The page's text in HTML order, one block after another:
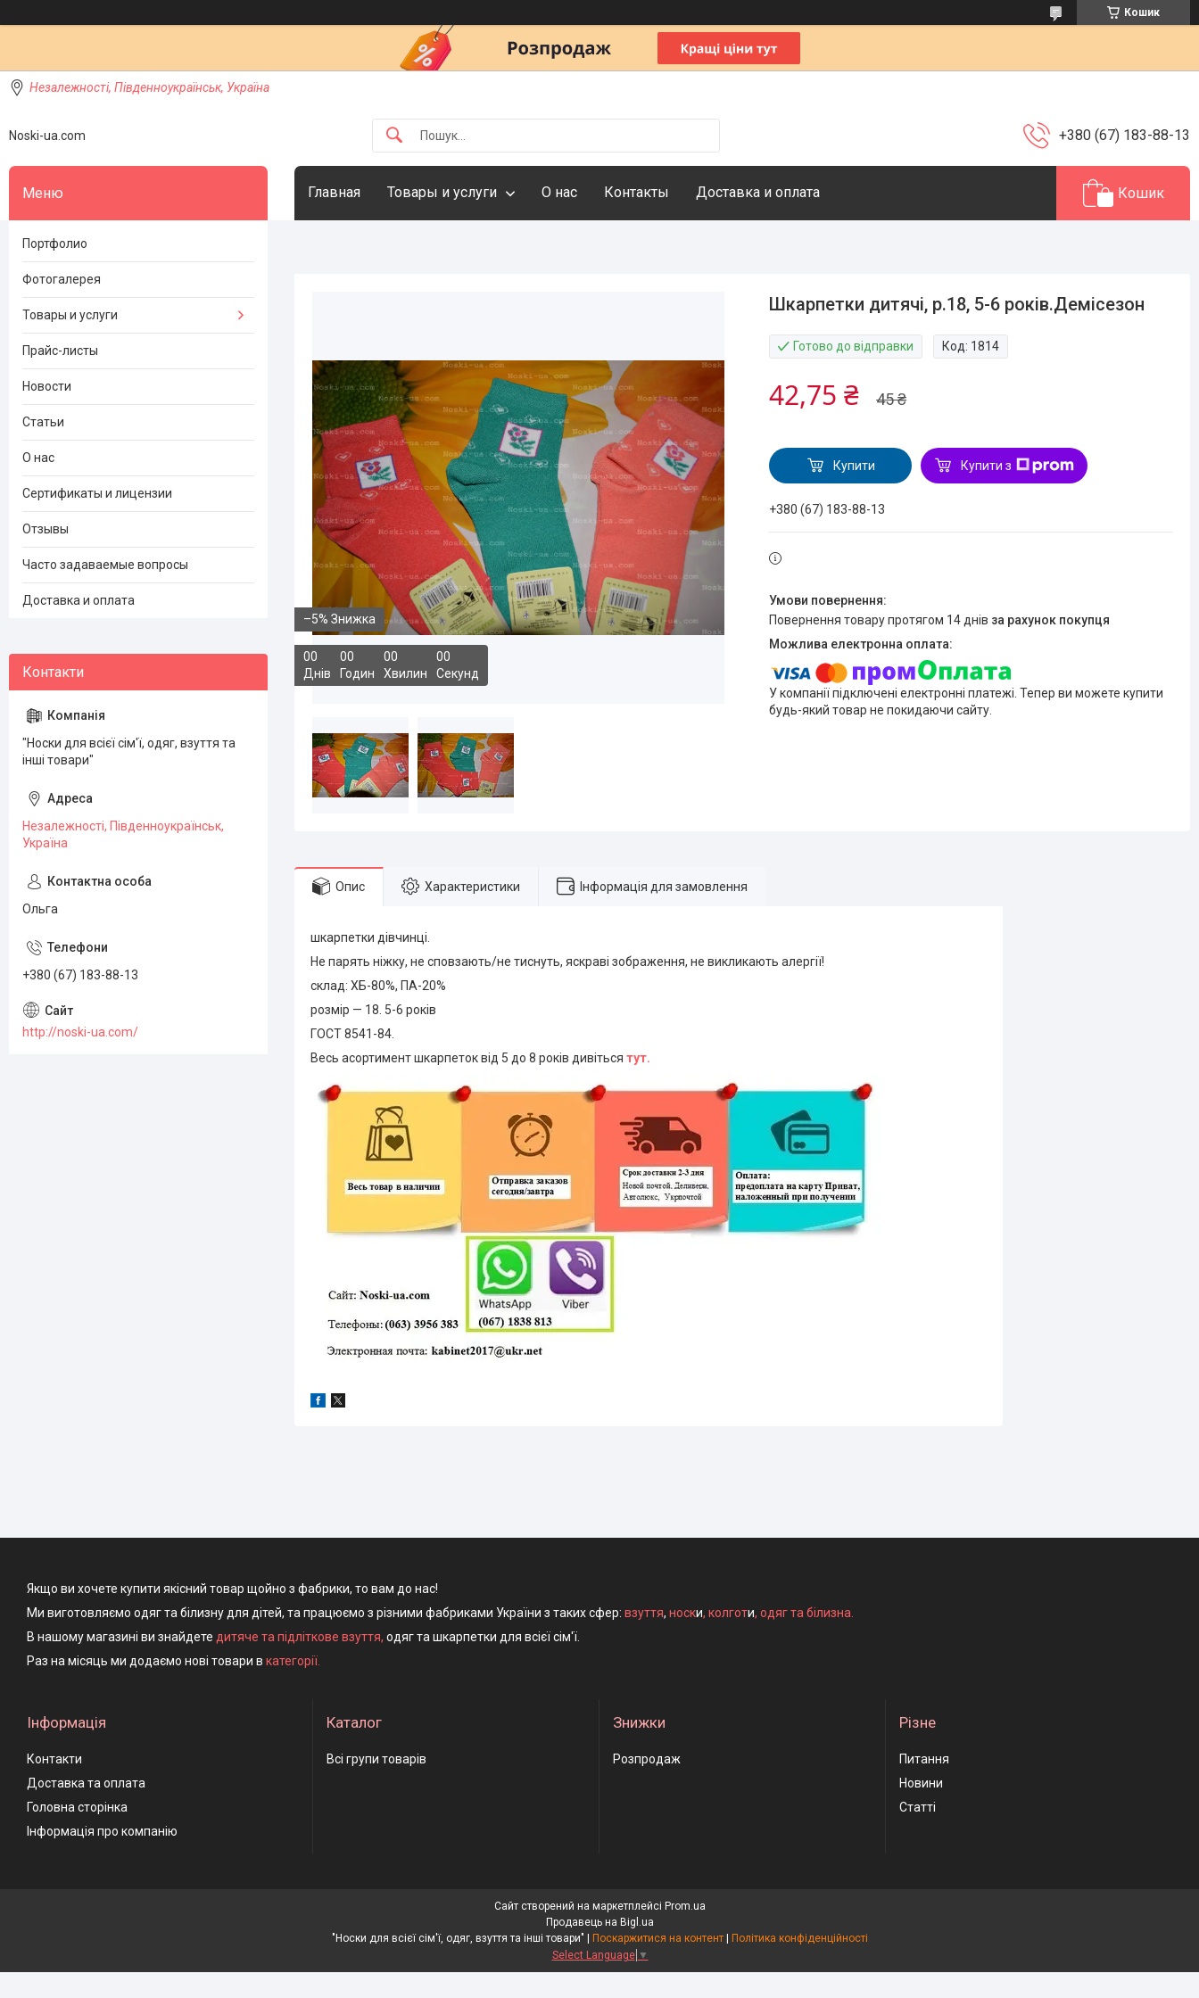
Кошик
Незалежності, Південноукраїнськ, Україна
Noski-ua.com +380 (67) 183-88-13
Главная Товары и услуги О нас Контакты Доставка и оплата Кошик
–5%
00
Днів
00
Годин
00
Хвилин
00
Секунд
Шкарпетки дитячі, р.18, 5-6 років.Демісезон
Готово до відправки Код: 1814
45 ₴
42,75 ₴
Купити Купити з
+380 (67) 183-88-13
повернення товару протягом 14 днів за рахунок покупця
У компанії підключені електронні платежі. Тепер ви можете купити
будь-який товар не покидаючи сайту.
Опис Характеристики Інформація для замовлення
шкарпетки дівчинці.
Не парять ніжку, не сповзають/не тиснуть, яскраві зображення, не викликають алергії!
склад: ХБ-80%, ПА-20%
розмір — 18. 5-6 років
ГОСТ 8541-84.
Весь асортимент шкарпеток від 5 до 8 років дивіться тут.
Портфолио
Фотогалерея
Товары и услуги
Прайс-листы
Новости
Статьи
О нас
Сертификаты и лицензии
Отзывы
Часто задаваемые вопросы
Доставка и оплата
"Носки для всієї сім'ї, одяг, взуття та
інші товари"
Незалежності, Південноукраїнськ,
Україна
Ольга
+380 (67) 183-88-13
http://noski-ua.com/
Якщо ви хочете купити якісний товар щойно з фабрики, то вам до нас!
Ми виготовляємо одяг та білизну для дітей, та працюємо з різними фабриками України з таких сфер: взуття, носки, колготи, одяг та білизна.
В нашому магазині ви знайдете дитяче та підліткове взуття, одяг та шкарпетки для всієї сім'ї.
Раз на місяць ми додаємо нові товари в категорії.
Інформація
Контакти
Доставка та оплата
Головна сторінка
Інформація про компанію
Каталог
Всі групи товарів
Знижки
Розпродаж
Різне
Питання
Новини
Статті
Сайт створений на маркетплейсі Prom.ua
Продавець на Bigl.ua
Поскаржитися на контент
Політика конфіденційності
Select Language ▼